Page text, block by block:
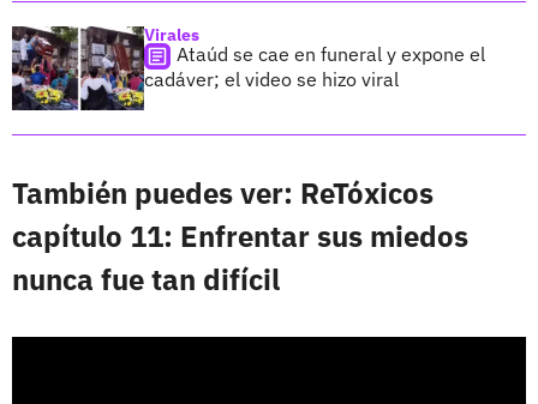
Virales
Ataúd se cae en funeral y expone el
cadáver; el video se hizo viral
También puedes ver: ReTóxicos
capítulo 11: Enfrentar sus miedos
nunca fue tan difícil